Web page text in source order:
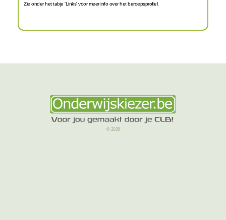
Zie onder het tabje 'Links' voor meer info over het beroepsprofiel.
© 2026